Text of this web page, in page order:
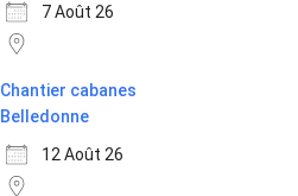
7 Août 26
Chantier cabanes
Belledonne
12 Août 26